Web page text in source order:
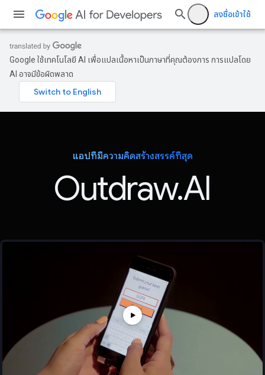
ลงชื่อเข้าใช้
Google ใช้เทคโนโลยี AI เพื่อแปลเนื้อหาเป็นภาษาที่คุณต้องการ การแปลโดย
AI อาจมีข้อผิดพลาด
แอปที่มีความคิดสร้างสรรค์ที่สุด
Outdraw.AI